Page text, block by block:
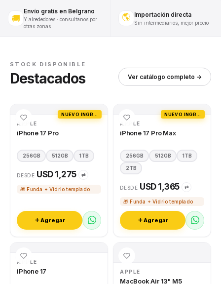
🚚
Envío gratis en Belgrano
Y alrededores · consultanos por
otras zonas
🌎 Importación directa
Sin intermediarios, mejor precio
STOCK DISPONIBLE
Destacados Ver catálogo completo →
APPLE
iPhone 17 Pro
256GB 512GB 1TB
DESDE USD 1,275 ⇄
🎁 Funda + Vidrio templado
Agregar
APPLE
iPhone 17 Pro Max
256GB 512GB 1TB
2TB
DESDE USD 1,365 ⇄
🎁 Funda + Vidrio templado
Agregar
APPLE
iPhone 17 APPLE
MacBook Air 13" M5